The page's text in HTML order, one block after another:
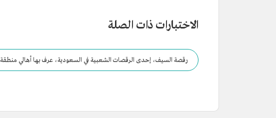
الاختبارات ذات الصلة
رقصة السيف، إحدى الرقصات الشعبية في السعودية، عرف بها أهالي